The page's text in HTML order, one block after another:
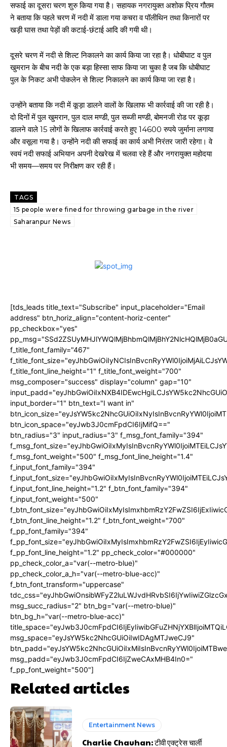
सफाई का दूसरा चरण शुरु किया गया है। सहायक नगरायुक्त अशोक प्रिय गौतम
ने बताया कि पहले चरण में नदी में डाला गया कचरा व पॉलीथिन तथा किनारों पर
खड़ी घास तथा पेड़ों की कटाई-छंटाई आदि की गयी थी।
दूसरे चरण में नदी से शिल्ट निकालने का कार्य किया जा रहा है। धोबीघाट व पुल
खुमरान के बीच नदी के एक बड़ा हिस्सा साफ किया जा चुका है जब कि धोबीघाट
पुल के निकट अभी पोकलेन से शिल्ट निकालने का कार्य किया जा रहा है।
उन्होंने बताया कि नदी में कूड़ा डालने वालों के खिलाफ भी कार्रवाई की जा रही है।
दो दिनों में पुल खुमरान, पुल दाल मण्डी, पुल सब्जी मण्डी, बोमनजी रोड पर कूड़ा
डालने वाले 15 लोगों के खिलाफ कार्रवाई करते हुए 14600 रुपये जुर्माना लगाया
और वसूला गया है। उन्होंने नदी की सफाई का कार्य अभी निरंतर जारी रहेगा। वे
स्वयं नदी सफाई अभियान अपनी देखरेख में चलवा रहे हैं और नगरायुक्त महोदया
भी समय—समय पर निरीक्षण कर रही हैं।
TAGS
15 people were fined for throwing garbage in the river
Saharanpur News
[tds_leads title_text="Subscribe" input_placeholder="Email
address" btn_horiz_align="content-horiz-center"
pp_checkbox="yes"
f_title_font_family="467"
f_title_font_line_height="1" f_title_font_weight="700"
msg_composer="success" display="column" gap="10"
input_border="1" btn_text="I want in"
btn_icon_space="eyJwb3J0cmFpdCI6IjMifQ=="
btn_radius="3" input_radius="3" f_msg_font_family="394"
f_msg_font_weight="500" f_msg_font_line_height="1.4"
f_input_font_family="394"
f_input_font_line_height="1.2" f_btn_font_family="394"
f_input_font_weight="500"
f_btn_font_line_height="1.2" f_btn_font_weight="700"
f_pp_font_family="394"
f_pp_font_line_height="1.2" pp_check_color="#000000"
pp_check_color_a="var(--metro-blue)"
pp_check_color_a_h="var(--metro-blue-acc)"
f_btn_font_transform="uppercase"
msg_succ_radius="2" btn_bg="var(--metro-blue)"
btn_bg_h="var(--metro-blue-acc)"
msg_space="eyJsYW5kc2NhcGUiOiIwIDAgMTJweCJ9"
msg_padd="eyJwb3J0cmFpdCI6IjZweCAxMHB4In0="
f_pp_font_weight="500"]
Related articles
Entertainment News
Charlie Chauhan: टीवी एक्ट्रेस चार्ली